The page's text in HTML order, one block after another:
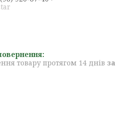
товару протягом 14 днів